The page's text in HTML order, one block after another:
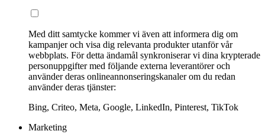
Med ditt samtycke kommer vi även att informera dig om
kampanjer och visa dig relevanta produkter utanför vår
webbplats. För detta ändamål synkroniserar vi dina krypterade
personuppgifter med följande externa leverantörer och
använder deras onlineannonseringskanaler om du redan
använder deras tjänster:
Bing, Criteo, Meta, Google, LinkedIn, Pinterest, TikTok
Marketing